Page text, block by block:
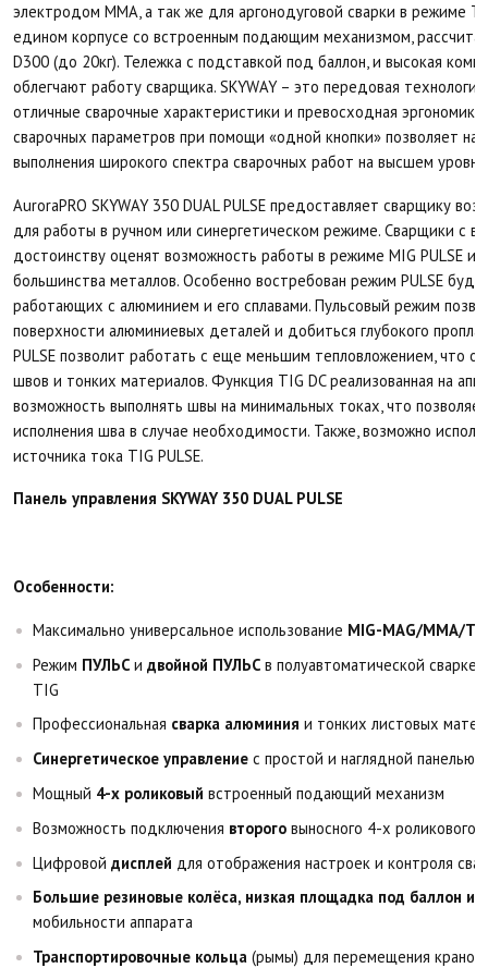
электродом MMA, а так же для аргонодуговой сварки в режиме
едином корпусе со встроенным подающим механизмом,
D300 (до 20кг). Тележка с подставкой под баллон, и высокая
облегчают работу сварщика. SKYWAY – это передовая
отличные сварочные характеристики и превосходная эргономика
сварочных параметров при помощи «одной кнопки» позволяет
выполнения широкого спектра сварочных работ на высшем
AuroraPRO SKYWAY 350 DUAL PULSE предоставляет сварщику
для работы в ручном или синергетическом режиме. Сварщики с
достоинству оценят возможность работы в режиме MIG PULSE и
большинства металлов. Особенно востребован режим PULSE
работающих с алюминием и его сплавами. Пульсовый режим
поверхности алюминиевых деталей и добиться глубокого
PULSE позволит работать с еще меньшим тепловложением, что
швов и тонких материалов. Функция TIG DC реализованная на
возможность выполнять швы на минимальных токах, что
исполнения шва в случае необходимости. Также, возможно
источника тока TIG PULSE.
Панель управления SKYWAY 350 DUAL PULSE
Особенности:
Максимально универсальное использование MIG-MAG/MMA/
Режим ПУЛЬС и двойной ПУЛЬС в полуавтоматической сварке
TIG
Профессиональная сварка алюминия и тонких листовых
Синергетическое управление с простой и наглядной панелью
Мощный 4-х роликовый встроенный подающий механизм
Возможность подключения второго выносного 4-х
Цифровой дисплей для отображения настроек и контроля
Большие резиновые колёса, низкая площадка под баллон и
мобильности аппарата
Транспортировочные кольца (рымы) для перемещения краном